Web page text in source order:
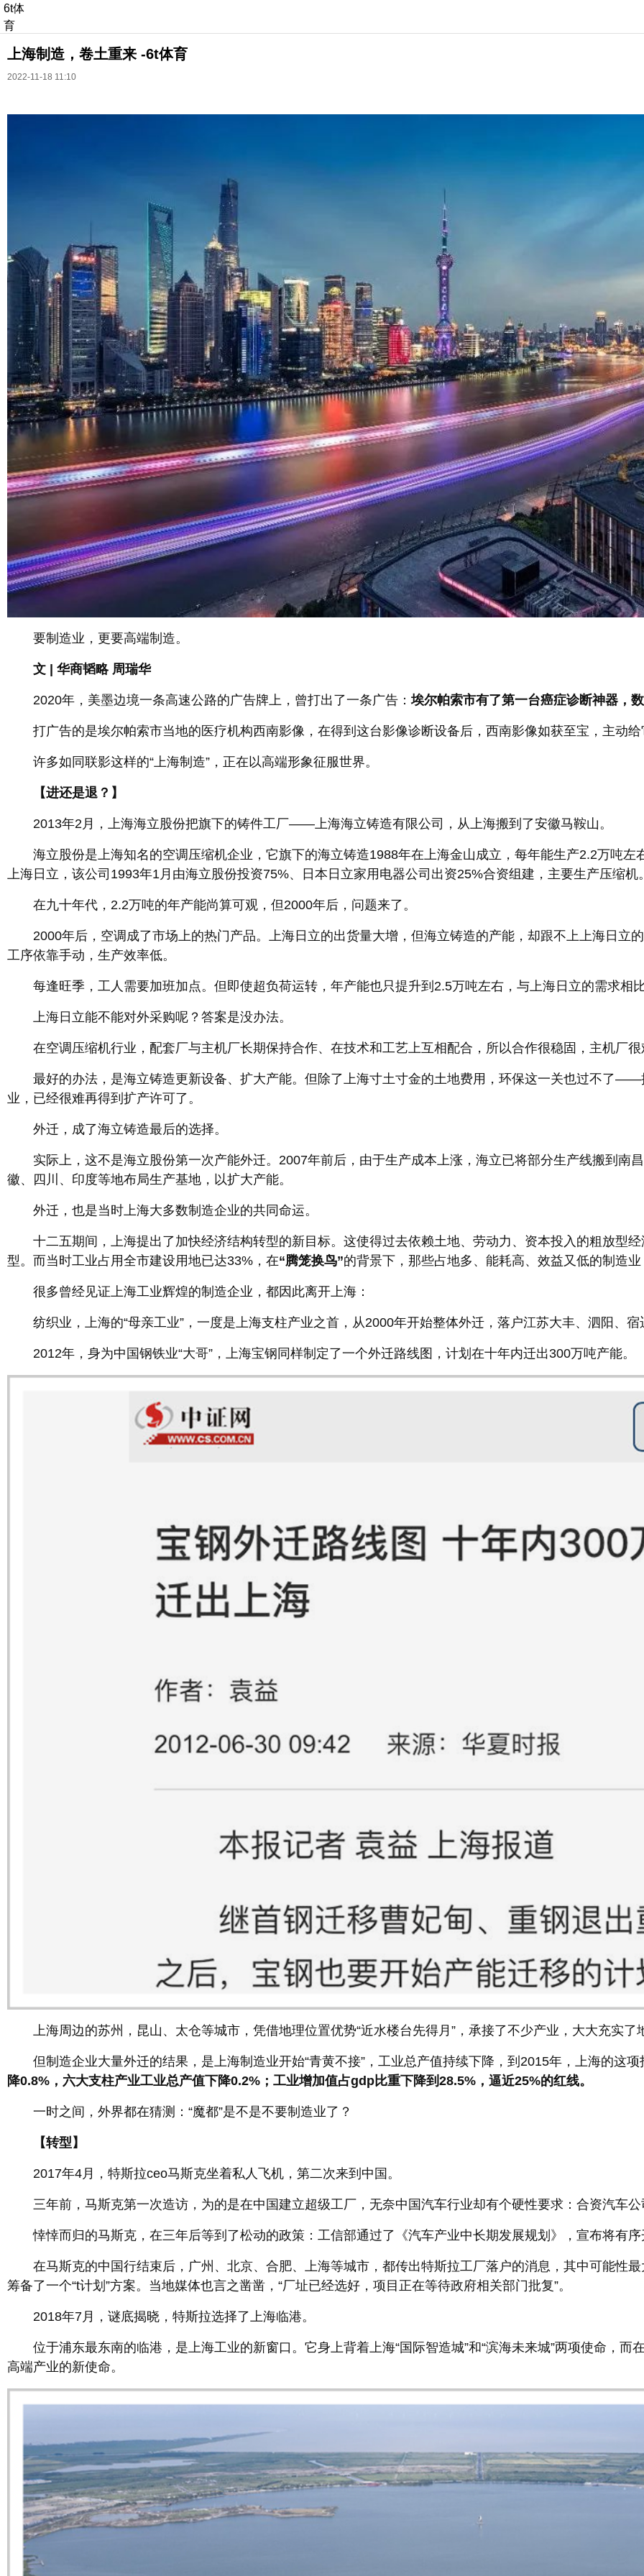
6t体
育
上海制造，卷土重来 -6t体育
2022-11-18 11:10
要制造业，更要高端制造。
文 | 华商韬略 周瑞华
2020年，美墨边境一条高速公路的广告牌上，曾打出了一条广告：埃尔帕索市有了第一台癌症诊断神器，
打广告的是埃尔帕索市当地的医疗机构西南影像，在得到这台影像诊断设备后，西南影像如获至宝，主动给
许多如同联影这样的“上海制造”，正在以高端形象征服世界。
【进还是退？】
2013年2月，上海海立股份把旗下的铸件工厂——上海海立铸造有限公司，从上海搬到了安徽马鞍山。
海立股份是上海知名的空调压缩机企业，它旗下的海立铸造1988年在上海金山成立，每年能生产2.2万吨
上海日立，该公司1993年1月由海立股份投资75%、日本日立家用电器公司出资25%合资组建，主要生产压缩机
在九十年代，2.2万吨的年产能尚算可观，但2000年后，问题来了。
2000年后，空调成了市场上的热门产品。上海日立的出货量大增，但海立铸造的产能，却跟不上上海日立
工序依靠手动，生产效率低。
每逢旺季，工人需要加班加点。但即使超负荷运转，年产能也只提升到2.5万吨左右，与上海日立的需求相
上海日立能不能对外采购呢？答案是没办法。
在空调压缩机行业，配套厂与主机厂长期保持合作、在技术和工艺上互相配合，所以合作很稳固，主机厂很
最好的办法，是海立铸造更新设备、扩大产能。但除了上海寸土寸金的土地费用，环保这一关也过不了——
业，已经很难再得到扩产许可了。
外迁，成了海立铸造最后的选择。
实际上，这不是海立股份第一次产能外迁。2007年前后，由于生产成本上涨，海立已将部分生产线搬到南
徽、四川、印度等地布局生产基地，以扩大产能。
外迁，也是当时上海大多数制造企业的共同命运。
十二五期间，上海提出了加快经济结构转型的新目标。这使得过去依赖土地、劳动力、资本投入的粗放型
型。而当时工业占用全市建设用地已达33%，在“腾笼换鸟”的背景下，那些占地多、能耗高、效益又低的制造
很多曾经见证上海工业辉煌的制造企业，都因此离开上海：
纺织业，上海的“母亲工业”，一度是上海支柱产业之首，从2000年开始整体外迁，落户江苏大丰、泗阳、宿
2012年，身为中国钢铁业“大哥”，上海宝钢同样制定了一个外迁路线图，计划在十年内迁出300万吨产能。
上海周边的苏州，昆山、太仓等城市，凭借地理位置优势“近水楼台先得月”，承接了不少产业，大大充实了
但制造企业大量外迁的结果，是上海制造业开始“青黄不接”，工业总产值持续下降，到2015年，上海的这项
降0.8%，六大支柱产业工业总产值下降0.2%；工业增加值占gdp比重下降到28.5%，逼近25%的红线。
一时之间，外界都在猜测：“魔都”是不是不要制造业了？
【转型】
2017年4月，特斯拉ceo马斯克坐着私人飞机，第二次来到中国。
三年前，马斯克第一次造访，为的是在中国建立超级工厂，无奈中国汽车行业却有个硬性要求：合资汽车公
悻悻而归的马斯克，在三年后等到了松动的政策：工信部通过了《汽车产业中长期发展规划》，宣布将有序
在马斯克的中国行结束后，广州、北京、合肥、上海等城市，都传出特斯拉工厂落户的消息，其中可能性
筹备了一个“t计划”方案。当地媒体也言之凿凿，“厂址已经选好，项目正在等待政府相关部门批复”。
2018年7月，谜底揭晓，特斯拉选择了上海临港。
位于浦东最东南的临港，是上海工业的新窗口。它身上背着上海“国际智造城”和“滨海未来城”两项使命，而
高端产业的新使命。